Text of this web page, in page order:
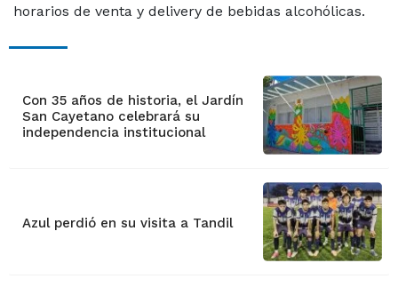
horarios de venta y delivery de bebidas alcohólicas.
Con 35 años de historia, el Jardín
San Cayetano celebrará su
independencia institucional
Azul perdió en su visita a Tandil